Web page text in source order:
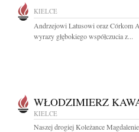
KIELCE
Andrzejowi Latusowi oraz Córkom
wyrazy głębokiego współczucia z...
WŁODZIMIERZ
KIELCE
Naszej drogiej Koleżance